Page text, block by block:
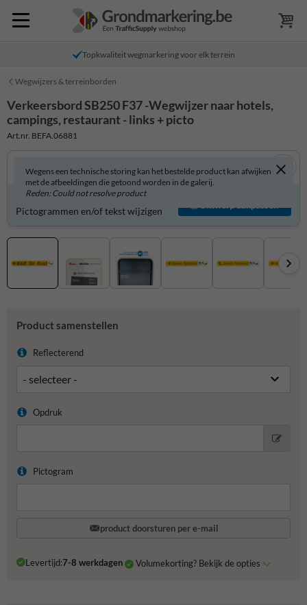
Topkwaliteit wegmarkering voor elk terrein
Wegwijzers & terreinborden
Verkeersbord SB250 F37 -Wegwijzer naar hotels,
campings, restaurant - links + picto
Art.nr. BEFA.06881
Wegens een technische storing kan het bestelde product kan afwijken
met de afbeeldingen die getoond worden in de galerij.
Reden: Could not resolve product
Verkeersbord zelf aanpassen?
Pictogrammen en/of tekst wijzigen
Ontwerp aanpassen
Product samenstellen
Reflecterend
Opdruk
Pictogram
product doorsturen per e-mail
Levertijd:7-8 werkdagen Volumekorting? Bekijk de opties